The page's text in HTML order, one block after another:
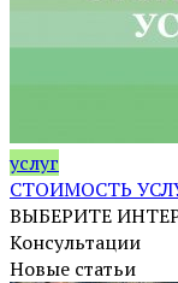
услуг
СТОИМОСТЬ
ВЫБЕРИТЕ
Консультации
Новые статьи